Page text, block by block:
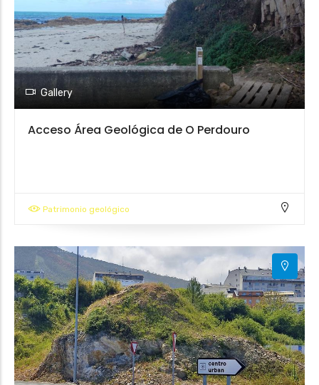
Gallery
Acceso Área Geológica de O Perdouro
Patrimonio geológico